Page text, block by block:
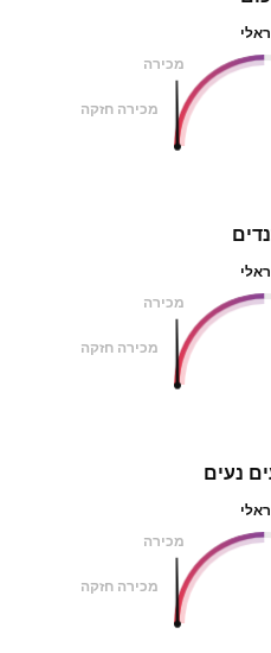
מכירה
מכירה חזקה
מכירה
מכירה חזקה
נעים
מכירה
מכירה חזקה